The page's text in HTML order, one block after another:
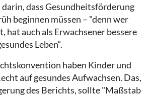
dass Gesundheitsförderung
beginnen müssen – "denn wer
hat auch als Erwachsener bessere
Leben“.
haben Kinder und
auf gesundes Aufwachsen. Das,
des Berichts, sollte "Maßstab